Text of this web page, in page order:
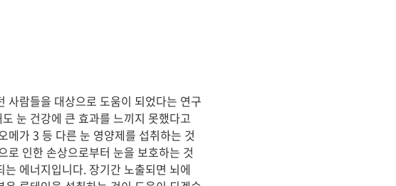
사람들을 대상으로 도움이 되었다는 연구
눈 건강에 큰 효과를 느끼지 못했다고
메가 3 등 다른 눈 영양제를 섭취하는 것
로 인한 손상으로부터 눈을 보호하는 것
에너지입니다. 장기간 노출되면 뇌에